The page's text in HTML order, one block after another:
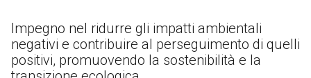
Impegno nel ridurre gli impatti ambientali
negativi e contribuire al perseguimento di quelli
positivi, promuovendo la sostenibilità e la